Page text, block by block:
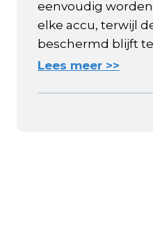
eenvoudig
elke accu, terwijl
beschermd blijft
Lees meer >>